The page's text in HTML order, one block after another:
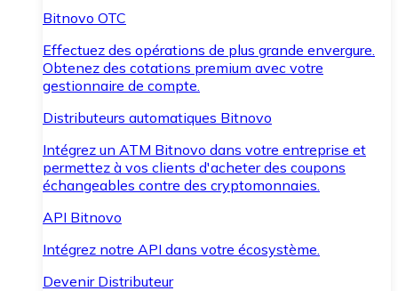
Bitnovo OTC
Effectuez des opérations de plus grande envergure.
Obtenez des cotations premium avec votre
gestionnaire de compte.
Distributeurs automatiques Bitnovo
Intégrez un ATM Bitnovo dans votre entreprise et
permettez à vos clients d'acheter des coupons
échangeables contre des cryptomonnaies.
API Bitnovo
Intégrez notre API dans votre écosystème.
Devenir Distributeur